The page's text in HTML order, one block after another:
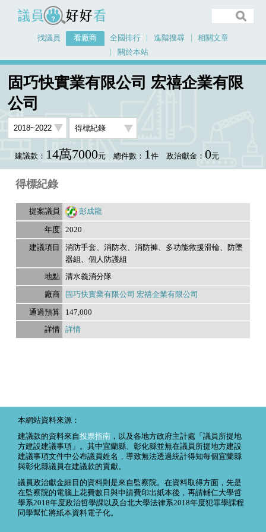
議員好好看
找議員 看廠商 全國排行 進階搜尋
相關文章
關於本站
固巧快實業有限公司 宏禧企業有限公司
固巧快實業有限公司 宏禧企業有限
公司
建議款： 14萬7000元 總件數： 1件 政治獻金： 0元
得標紀錄
彭成龍
2020
消防手套、消防衣、消防褲、多功能救援滑輪、防墜
器組、個人防護組
清水義消分隊
固巧快實業有限公司 宏禧企業有限公司
147,000
詳情
本網站資料來源：
建議款的資料來自投票指南 ，以及各地方政府主計處「議員所提地
方建設建議事項」。其中宜蘭縣、彰化縣並無在議員所提地方建設
建議事項文件中公布議員姓名，導致無法透過統計得知每個宜蘭縣
與彰化縣議員在建議款的貢獻。
議員政治獻金細目的資料則是來自監察院。在資料取得方面，先是
在監察院的電腦上花費數日與申請費印出紙本後，再請輔仁大學哲
學系2018年度政治哲學課以及台北大學法律系2018年度犯罪學課程
同學幫忙將紙本資料電子化。